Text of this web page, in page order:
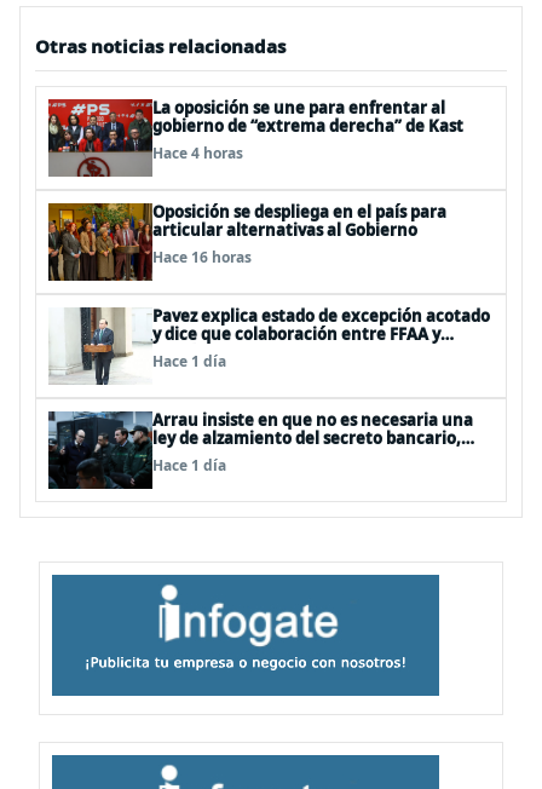
Otras noticias relacionadas
La oposición se une para enfrentar al
gobierno de “extrema derecha” de Kast
Hace 4 horas
Oposición se despliega en el país para
articular alternativas al Gobierno
Hace 16 horas
Pavez explica estado de excepción acotado
y dice que colaboración entre FFAA y
policías, “es algo del todo pertinente
analizar”
Hace 1 día
Arrau insiste en que no es necesaria una
ley de alzamiento del secreto bancario,
porque ya existe
Hace 1 día